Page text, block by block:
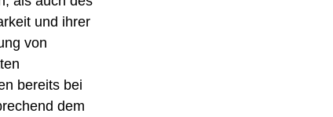
und ihrer
von
bereits bei
dem